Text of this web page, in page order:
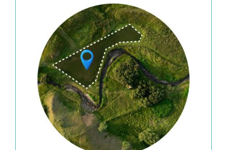
EBOOKS Y RECURSOS
PRUÉBALO GRATIS